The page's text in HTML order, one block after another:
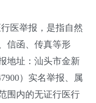
医举报，是指自然
信函、传真等形
地址：汕头市金新
）实名举报、属
围内的无证行医行